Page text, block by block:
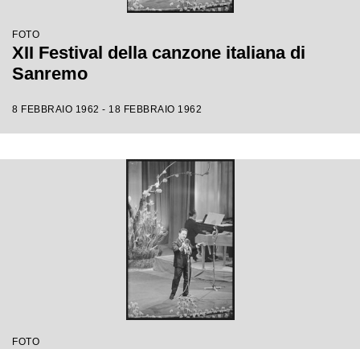
FOTO
XII Festival della canzone italiana di
Sanremo
8 FEBBRAIO 1962 - 18 FEBBRAIO 1962
FOTO